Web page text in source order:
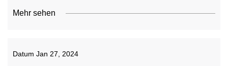
Mehr sehen
Datum Jan 27, 2024